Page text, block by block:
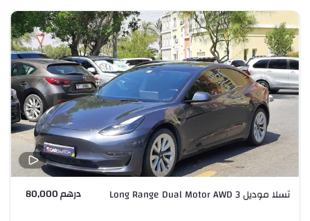
تسلا موديل 3 Long Range Dual Motor AWD درهم 80,000